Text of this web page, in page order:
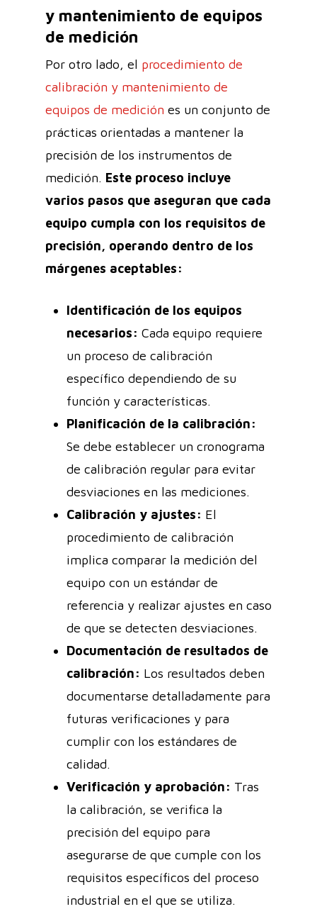
y mantenimiento de equipos
de medición
Por otro lado, el procedimiento de
calibración y mantenimiento de
equipos de medición es un conjunto de
prácticas orientadas a mantener la
precisión de los instrumentos de
medición. Este proceso incluye
varios pasos que aseguran que cada
equipo cumpla con los requisitos de
precisión, operando dentro de los
márgenes aceptables:
Identificación de los equipos
necesarios: Cada equipo requiere
un proceso de calibración
específico dependiendo de su
función y características.
Planificación de la calibración:
Se debe establecer un cronograma
de calibración regular para evitar
desviaciones en las mediciones.
Calibración y ajustes: El
procedimiento de calibración
implica comparar la medición del
equipo con un estándar de
referencia y realizar ajustes en caso
de que se detecten desviaciones.
Documentación de resultados de
calibración: Los resultados deben
documentarse detalladamente para
futuras verificaciones y para
cumplir con los estándares de
calidad.
Verificación y aprobación: Tras
la calibración, se verifica la
precisión del equipo para
asegurarse de que cumple con los
requisitos específicos del proceso
industrial en el que se utiliza.